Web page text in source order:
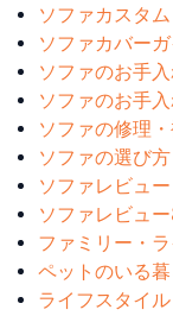
ソファカスタ
ソファカバー
ソファのお手
ソファのお手
ソファの修理
ソファの選び方
ソファレビュー
ソファレビュ
ファミリー・
ペットのいる
ライフスタイル